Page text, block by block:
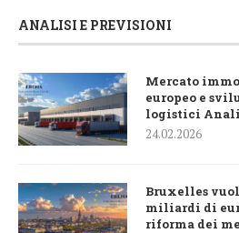
ANALISI E PREVISIONI
Mercato
europeo e
logistici
24.02.2026
Bruxelles
miliardi di
riforma dei